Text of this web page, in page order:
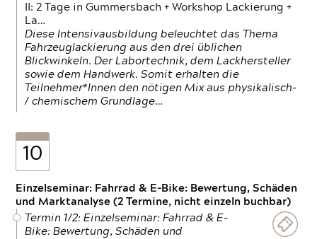
II: 2 Tage in Gummersbach + Workshop Lackierung +
La…
Diese Intensivausbildung beleuchtet das Thema
Fahrzeuglackierung aus den drei üblichen
Blickwinkeln. Der Labortechnik, dem Lackhersteller
sowie dem Handwerk. Somit erhalten die
Teilnehmer*Innen den nötigen Mix aus physikalisch-
/ chemischem Grundlage…
10
Einzelseminar: Fahrrad & E-Bike: Bewertung, Schäden
und Marktanalyse (2 Termine, nicht einzeln buchbar)
Termin 1/2: Einzelseminar: Fahrrad & E-
Bike: Bewertung, Schäden und